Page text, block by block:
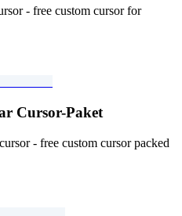
- free custom cursor for
Cursor-Paket
- free custom cursor packed